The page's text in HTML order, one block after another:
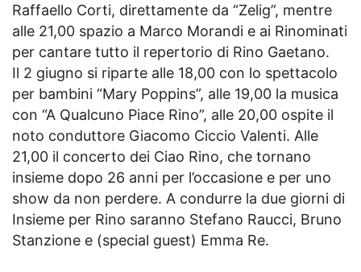
Raffaello Corti, direttamente da “Zelig”, mentre
alle 21,00 spazio a Marco Morandi e ai Rinominati
per cantare tutto il repertorio di Rino Gaetano.
Il 2 giugno si riparte alle 18,00 con lo spettacolo
per bambini “Mary Poppins”, alle 19,00 la musica
con “A Qualcuno Piace Rino”, alle 20,00 ospite il
noto conduttore Giacomo Ciccio Valenti. Alle
21,00 il concerto dei Ciao Rino, che tornano
insieme dopo 26 anni per l’occasione e per uno
show da non perdere. A condurre la due giorni di
Insieme per Rino saranno Stefano Raucci, Bruno
Stanzione e (special guest) Emma Re.